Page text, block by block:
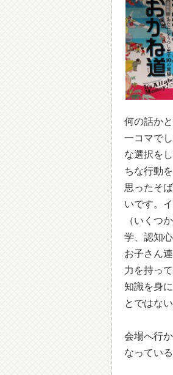
何の話か
一コマで
な選択を
ちな行動
思ったそ
いです。
（いくつ
学、認知
お子さん
力を持っ
知識を身
とではな
会場へ行
なってい